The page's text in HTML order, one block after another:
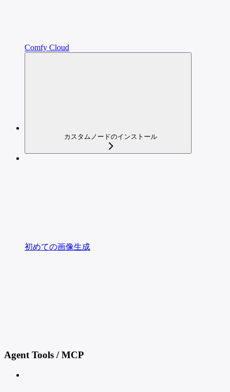
Comfy Cloud
カスタムノードのインストール
初めての画像生成
Agent Tools / MCP